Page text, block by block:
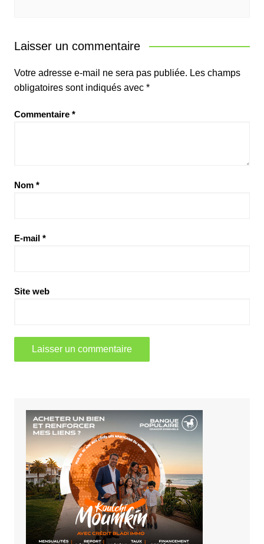
Laisser un commentaire
Votre adresse e-mail ne sera pas publiée. Les champs
obligatoires sont indiqués avec *
Commentaire *
Nom *
E-mail *
Site web